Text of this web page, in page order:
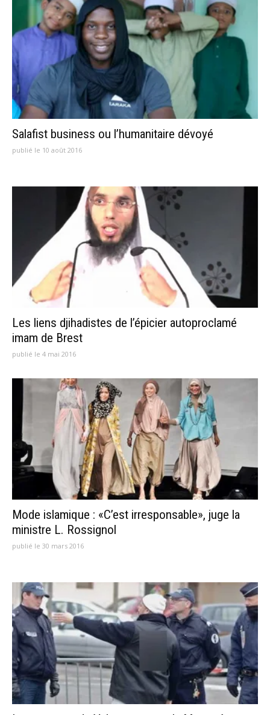
Salafist business ou l’humanitaire dévoyé
publié le 10 août 2016
Les liens djihadistes de l’épicier autoproclamé
imam de Brest
publié le 4 mai 2016
Mode islamique : «C’est irresponsable», juge la
ministre L. Rossignol
publié le 30 mars 2016